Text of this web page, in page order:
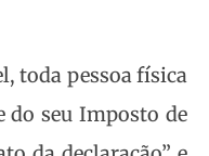
toda pessoa física
do seu Imposto de